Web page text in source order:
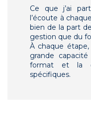
Ce que j’ai
l’écoute à
bien de la part
gestion que du
À chaque
grande
format et la
spécifiques.